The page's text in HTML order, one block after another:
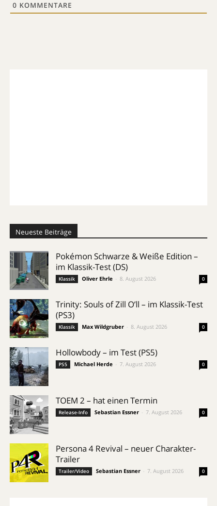
0 KOMMENTARE
Neueste Beiträge
Pokémon Schwarze & Weiße Edition –
im Klassik-Test (DS)
Klassik Oliver Ehrle 8. August 2026 0
Trinity: Souls of Zill O’ll – im Klassik-Test
(PS3)
Klassik Max Wildgruber 8. August 2026 0
Hollowbody – im Test (PS5)
PS5 Michael Herde 7. August 2026 0
TOEM 2 – hat einen Termin
Release-Info Sebastian Essner 7. August 2026 0
Persona 4 Revival – neuer Charakter-
Trailer
Trailer/Video Sebastian Essner 7. August 2026 0